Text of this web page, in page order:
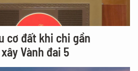
cơ đất khi chi gần
Vành đai 5